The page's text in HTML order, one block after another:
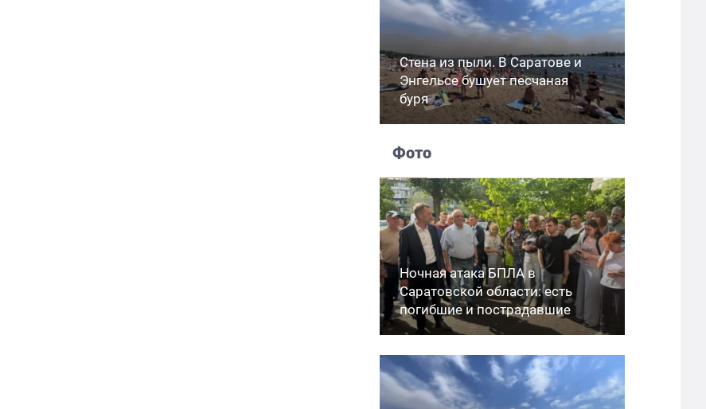
Стена из пыли. В Саратове и
Энгельсе бушует песчаная
буря
Фото
Ночная атака БПЛА в
Саратовской области: есть
погибшие и пострадавшие